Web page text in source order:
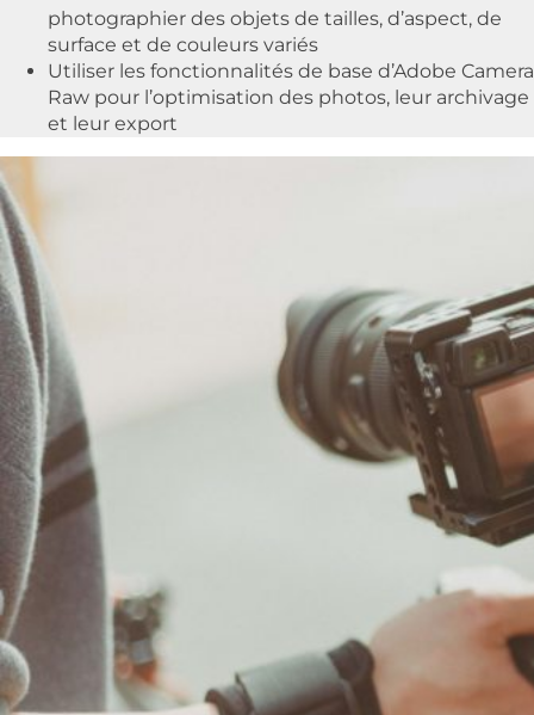
photographier des objets de tailles, d’aspect, de
surface et de couleurs variés
Utiliser les fonctionnalités de base d’Adobe Camera
Raw pour l’optimisation des photos, leur archivage
et leur export